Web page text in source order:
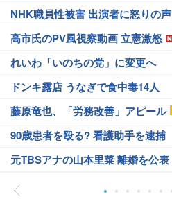
NHK職員性被害 出演者に怒りの声
高市氏のPV風視察動画 立憲激怒
れいわ「いのちの党」に変更へ
ドンキ露店 うなぎで食中毒14人
藤原竜也、「労務改善」アピール
90歳患者を殴る? 看護助手を逮捕
元TBSアナの山本里菜 離婚を公表